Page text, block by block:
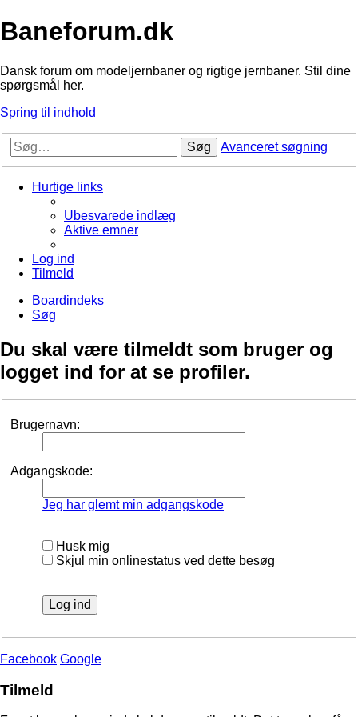
Baneforum.dk
Dansk forum om modeljernbaner og rigtige jernbaner. Stil dine
spørgsmål her.
Spring til indhold
Søg Avanceret søgning
Hurtige links
Ubesvarede indlæg
Aktive emner
Log ind
Tilmeld
Boardindeks
Søg
Du skal være tilmeldt som bruger og
logget ind for at se profiler.
Brugernavn:
Adgangskode:
Jeg har glemt min adgangskode
Husk mig
Skjul min onlinestatus ved dette besøg
Facebook Google
Tilmeld